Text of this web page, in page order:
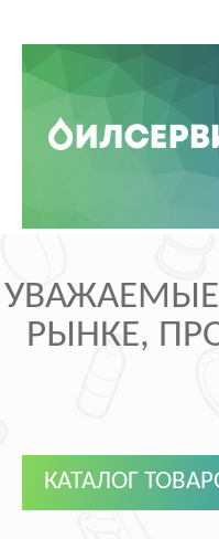
УВАЖАЕМЫЕ
РЫНКЕ,
КАТАЛОГ